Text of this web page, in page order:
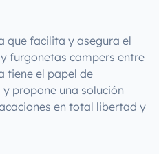
que facilita y asegura el
furgonetas campers entre
tiene el papel de
propone una solución
en total libertad y